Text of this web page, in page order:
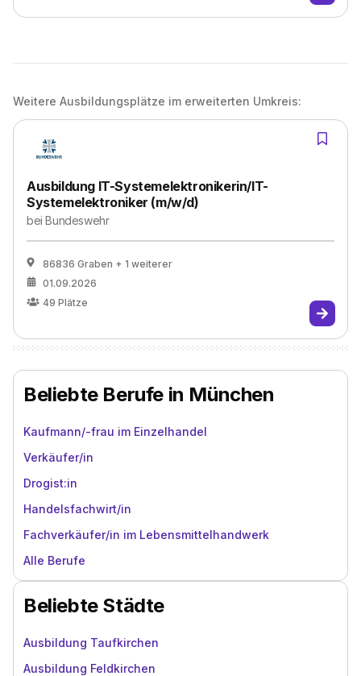
Weitere Ausbildungsplätze im erweiterten Umkreis:
Ausbildung IT-Systemelektronikerin/IT-
Systemelektroniker (m/w/d)
beiBundeswehr
86836 Graben + 1 weiterer
01.09.2026
49 Plätze
Beliebte Berufe in München
Kaufmann/-frau im Einzelhandel
Verkäufer/in
Drogist:in
Handelsfachwirt/in
Fachverkäufer/in im Lebensmittelhandwerk
Alle Berufe
Beliebte Städte
Ausbildung Taufkirchen
Ausbildung Feldkirchen